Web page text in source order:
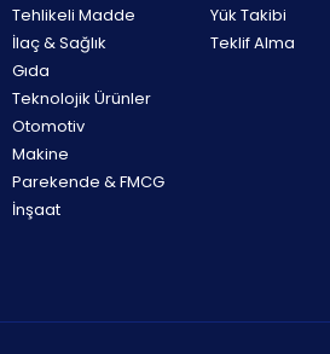
Tehlikeli Madde
İlaç & Sağlık
Gıda
Teknolojik Ürünler
Otomotiv
Makine
Parekende & FMCG
İnşaat
Yük Takibi
Teklif Alma